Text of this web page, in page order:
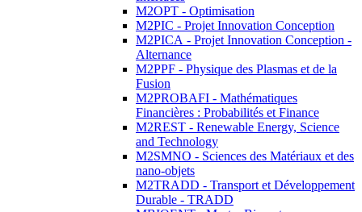
M2OPT - Optimisation
M2PIC - Projet Innovation Conception
M2PICA - Projet Innovation Conception -
Alternance
M2PPF - Physique des Plasmas et de la
Fusion
M2PROBAFI - Mathématiques
Financières : Probabilités et Finance
M2REST - Renewable Energy, Science
and Technology
M2SMNO - Sciences des Matériaux et des
nano-objets
M2TRADD - Transport et Développement
Durable - TRADD